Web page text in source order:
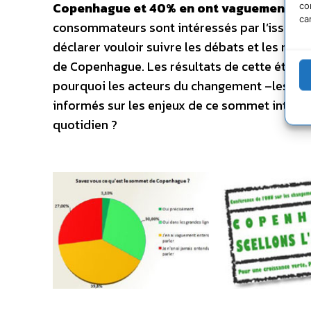
Copenhague et 40% en ont vaguement
consommateurs sont intéressés par l’issue
déclarer vouloir suivre les débats et les
de Copenhague. Les résultats de cette étude
pourquoi les acteurs du changement –les
informés sur les enjeux de ce sommet
quotidien ?